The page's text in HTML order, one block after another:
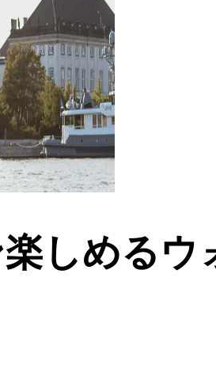
しめるウ